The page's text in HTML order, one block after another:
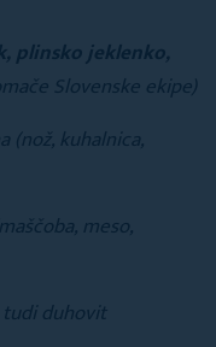
plinsko jeklenko,
Slovenske ekipe)
(nož, kuhalnica,
meso,
duhovit